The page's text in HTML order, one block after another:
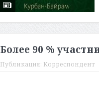
Более 90 %
Публикация: Корреспондент